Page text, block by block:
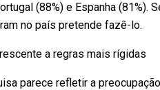
(88%) e Espanha (81%).
no país pretende fazê-lo.
a regras mais rígidas
parece refletir a